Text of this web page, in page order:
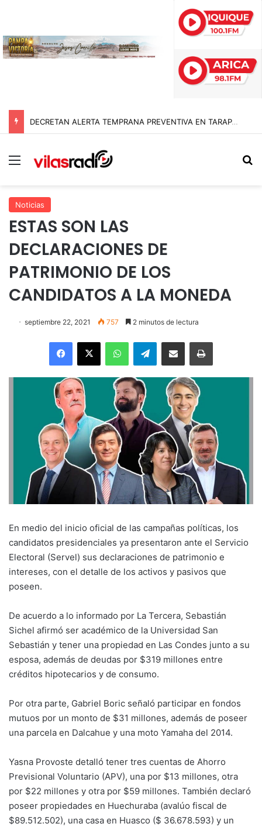
DECRETAN ALERTA TEMPRANA PREVENTIVA EN TARAPACÁ POR NEVADAS, LLUVIAS Y TORMENTAS ELÉCTRICAS
Menú
Noticias
ESTAS SON LAS
DECLARACIONES DE
PATRIMONIO DE LOS
CANDIDATOS A LA MONEDA
septiembre 22, 2021 757 2 minutos de lectura
Facebook
X WhatsAppTelegramEnviar vía email Imprimir
En medio del inicio oficial de las campañas políticas, los
candidatos presidenciales ya presentaron ante el Servicio
Electoral (Servel) sus declaraciones de patrimonio e
intereses, con el detalle de los activos y pasivos que
poseen.
De acuerdo a lo informado por La Tercera, Sebastián
Sichel afirmó ser académico de la Universidad San
Sebastián y tener una propiedad en Las Condes junto a su
esposa, además de deudas por $319 millones entre
créditos hipotecarios y de consumo.
Por otra parte, Gabriel Boric señaló participar en fondos
mutuos por un monto de $31 millones, además de poseer
una parcela en Dalcahue y una moto Yamaha del 2014.
Yasna Provoste detalló tener tres cuentas de Ahorro
Previsional Voluntario (APV), una por $13 millones, otra
por $22 millones y otra por $59 millones. También declaró
poseer propiedades en Huechuraba (avalúo fiscal de
$89.512.502), una casa en Huasco ($ 36.678.593) y un